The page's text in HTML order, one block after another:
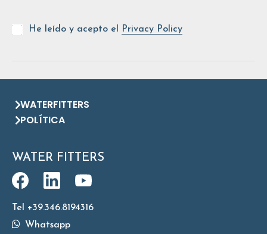
He leído y acepto el Privacy Policy
WATERFITTERS
POLÍTICA
WATER FITTERS
Tel +39.346.8194316
Whatsapp